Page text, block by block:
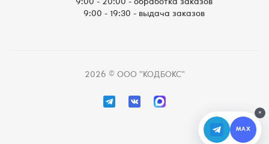
9:00 - 20:00 - обработка заказов
9:00 - 19:30 - выдача заказов
2026 © ООО "КОДБОКС"
×
MAX